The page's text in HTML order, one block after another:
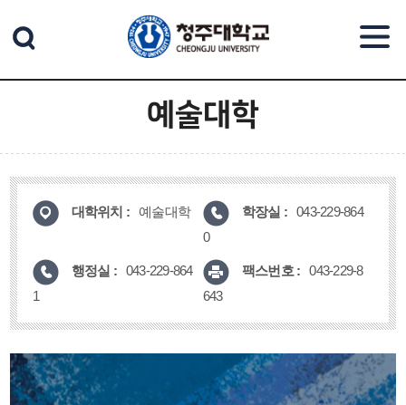
예술대학
대학위치 : 예술대학 학장실 :
043-229-864
0
행정실 : 043-229-864
1
팩스번호 :
043-229-8
643